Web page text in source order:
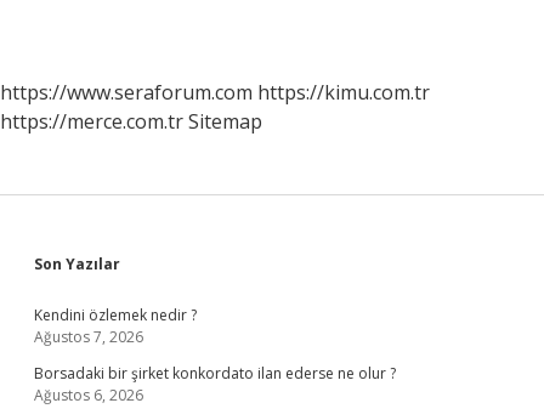
https://www.seraforum.com https://kimu.com.tr
https://merce.com.trSitemap
Sidebar
Son Yazılar
Kendini özlemek nedir ?
Ağustos 7, 2026
Borsadaki bir şirket konkordato ilan ederse ne olur ?
Ağustos 6, 2026